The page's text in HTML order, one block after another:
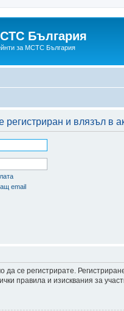
България
за МСТС България
регистриран и влязъл в
email
да се регистрирате.
правила и изисквания за